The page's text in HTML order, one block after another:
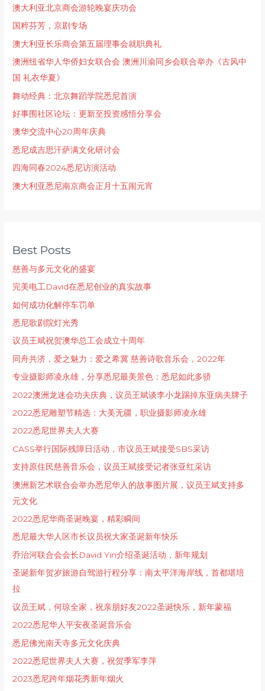
澳大利亚北京商会游轮晚宴庆功会
国粹芬芳，京剧专场
澳大利亚长乐商会第五届理事会就职典礼
澳洲纽省华人华侨妇女联合会 澳洲川渝同乡会联合举办《古风中
国 礼衣华夏》
舞动经典：北京舞蹈学院悉尼首演
好事围社区论坛：更新至投资感悟分享会
澳华交流中心20周年庆典
悉尼成吉思汗萨满文化研讨会
四海同春2024悉尼访演活动
澳大利亚悉尼南京商会正月十五闹元宵
Best Posts
慈善与多元文化的盛宴
完美电工David在悉尼创业的真实故事
如何成功化解停车罚单
悉尼歌剧院灯光秀
议员王斌祝贺澳华总工会成立十周年
同舟共济，爱之魅力：爱之希冀 慈善诗歌音乐会，2022年
专业摄影师凌永雄，分享悉尼最美景色：悉尼如此多骄
2022澳洲龙迷会功夫庆典，议员王斌谈李小龙踢掉东亚病夫牌子
2022悉尼雕塑节精选：大美无疆，职业摄影师凌永雄
2022悉尼世界夫人大赛
CASS举行国际残障日活动，市议员王斌接受SBS采访
支持原住民慈善音乐会，议员王斌接受记者张亚红采访
澳洲新艺术联合会举办悉尼华人的故事图片展，议员王斌支持多
元文化
2022悉尼华商圣诞晚宴，精彩瞬间
悉尼最大华人区市长议员祝大家圣诞新年快乐
乔治河联合会会长David Yin介绍圣诞活动，新年规划
圣诞新年贺岁旅游自驾游行程分享：南太平洋海岸线，首都堪培
拉
议员王斌，何琼全家，祝亲朋好友2022圣诞快乐，新年蒙福
2022悉尼华人平安夜圣诞音乐会
悉尼佛光南天寺多元文化庆典
2022悉尼世界夫人大赛，祝贺季军李萍
2023悉尼跨年烟花秀新年烟火